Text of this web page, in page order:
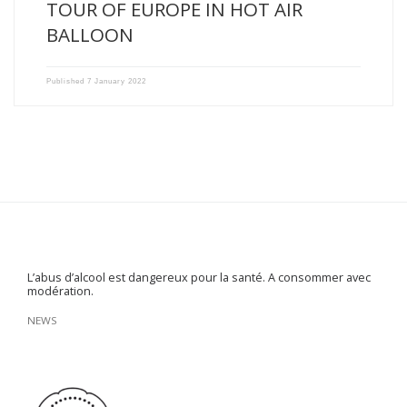
TOUR OF EUROPE IN HOT AIR
BALLOON
Published 7 January 2022
L’abus d’alcool est dangereux pour la santé. A consommer avec
modération.
NEWS